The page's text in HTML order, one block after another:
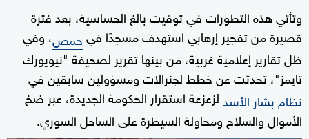
وتأتي هذه التطورات في توقيت بالغ الحساسية، بعد فترة
قصيرة من تفجير إرهابي استهدف مسجدًا فيحمص، وفي
ظل تقارير إعلامية غربية، من بينها تقرير لصحيفة "نيويورك
تايمز"، تحدثت عن خطط لجنرالات ومسؤولين سابقين في
نظام بشار الأسدلزعزعة استقرار الحكومة الجديدة، عبر ضخ
الأموال والسلاح ومحاولة السيطرة على الساحل السوري.